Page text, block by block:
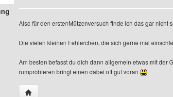
Benutzer-Profile anzeigen
Also für den erstenMützenversuch finde ich das gar nicht
Die vielen kleinen Fehlerchen, die sich gerne mal
Am besten befasst du dich dann allgemein etwas mit der
rumprobieren bringt einen dabei oft gut voran
Website dieses Benutzers besuchen: